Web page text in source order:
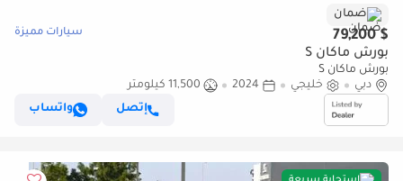
ضمان
$ 79,200 سيارات مميزة
بورش ماكان S
بورش ماكان S
دبي
خليجي 2024
11,500 كيلومتر
إتصل
واتساب